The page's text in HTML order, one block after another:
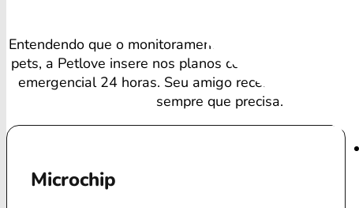
Entendendo que o monitoramento regular é vital para a
pets, a Petlove insere nos planos consultas
emergencial 24 horas. Seu amigo recebe cuidado
sempre que precisa.
Microchip